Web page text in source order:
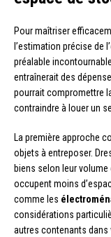
Pour maîtriser
l’estimation précise de
préalable
entraînerait des
pourrait compromettre
contraindre à louer un
La première approche
objets à entreposer.
biens selon leur
occupent moins
comme les
considérations
autres contenants dans